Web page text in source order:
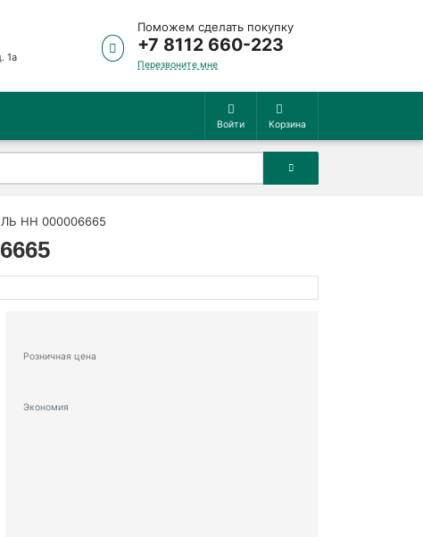
1а
Поможем сделать покупку
+7 8112 660-223
Перезвоните мне
Войти Корзина
НН 000006665
Розничная цена
Экономия